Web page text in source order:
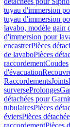
tuyau d'immersion
tuyau d'immersion
lavabo, modèle gain
d'immersion pour
encastrerPièces
de lavaboPièces
raccordementCoudes
d'évacuation
RaccordementsJoints
surverseProlonges
détachées pour
tubulairesPièces
éviersPièces
raccordementPièces